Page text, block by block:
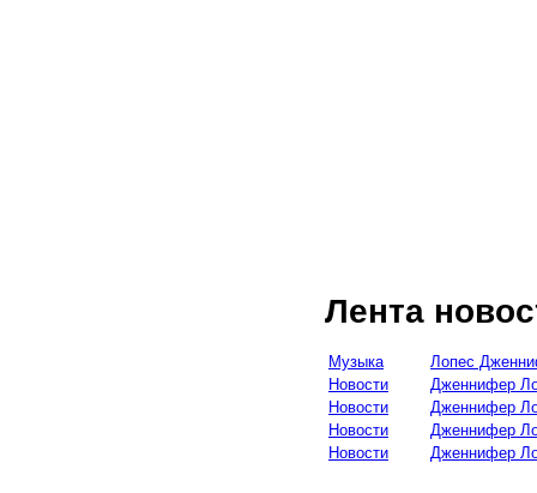
Лента
Музыка
Лопес
Новости
Дженнифер
Новости
Дженнифер
Новости
Дженнифер
Новости
Дженнифер